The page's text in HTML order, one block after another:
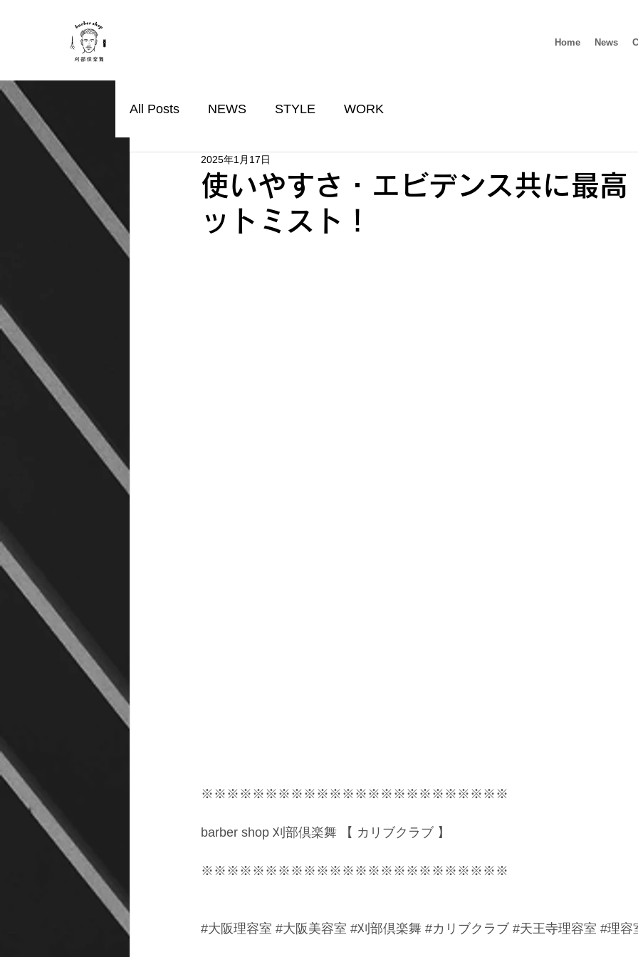
Home News
All Posts NEWS STYLE WORK
使いやすさ・エビデンス共に最高
ットミスト！
2025年1月17日
※※※※※※※※※※※※※※※※※※※※※※※※
barber shop 刈部倶楽舞 【 カリブクラブ 】
※※※※※※※※※※※※※※※※※※※※※※※※
#大阪理容室 #大阪美容室 #刈部倶楽舞 #カリブクラブ #天王寺理容室 #理容